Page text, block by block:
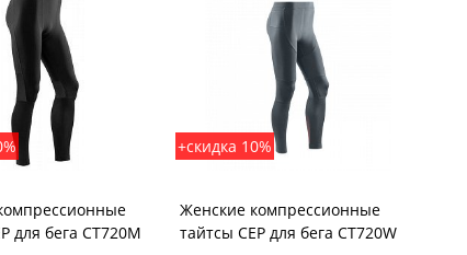
для бега CT720M
+скидка 10%
Женские компрессионные
тайтсы CEP для бега CT720W